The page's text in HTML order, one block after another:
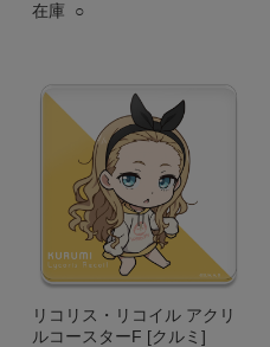
在庫 ○
リコリス・リコイル アクリ
ルコースターF [クルミ]